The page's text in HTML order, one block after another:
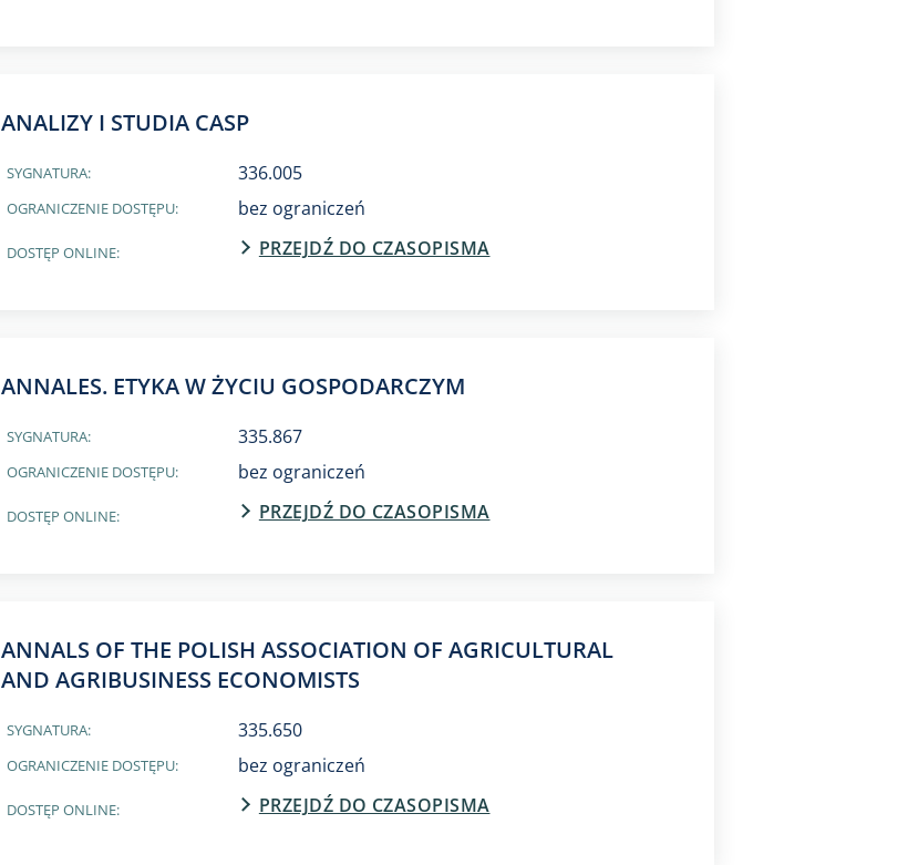
ANALIZY I STUDIA CASP
SYGNATURA: 336.005
OGRANICZENIE DOSTĘPU: bez ograniczeń
DOSTĘP ONLINE: PRZEJDŹ DO CZASOPISMA
ANNALES. ETYKA W ŻYCIU GOSPODARCZYM
SYGNATURA: 335.867
OGRANICZENIE DOSTĘPU: bez ograniczeń
DOSTĘP ONLINE: PRZEJDŹ DO CZASOPISMA
ANNALS OF THE POLISH ASSOCIATION OF AGRICULTURAL
AND AGRIBUSINESS ECONOMISTS
SYGNATURA: 335.650
OGRANICZENIE DOSTĘPU: bez ograniczeń
DOSTĘP ONLINE: PRZEJDŹ DO CZASOPISMA